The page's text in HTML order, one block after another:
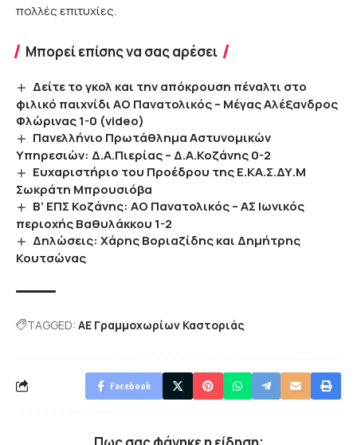
πολλές επιτυχίες.
Μπορεί επίσης να σας αρέσει
Δείτε το γκολ και την απόκρουση πέναλτι στο
φιλικό παιχνίδι ΑΟ Πανατολικός – Μέγας Αλέξανδρος
Φλώρινας 1-0 (video)
Πανελλήνιο Πρωτάθλημα Αστυνομικών
Υπηρεσιών: Δ.Α.Πιερίας – Δ.Α.Κοζάνης 0-2
Ευχαριστήριο του Προέδρου της Ε.ΚΑ.Σ.ΔΥ.Μ
Σωκράτη Μπρουσιόβα
Β’ ΕΠΣ Κοζάνης: ΑΟ Πανατολικός – ΑΣ Ιωνικός
περιοχής Βαθυλάκκου 1-2
Δηλώσεις: Χάρης Βοριαζίδης και Δημήτρης
Κουτσώνας
TAGGED: ΑΕ Γραμμοχωρίων Καστοριάς
Facebook